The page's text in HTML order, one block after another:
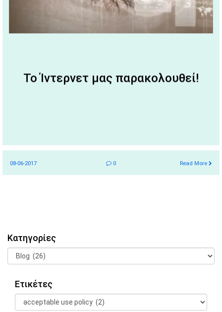
Το Ίντερνετ μας παρακολουθεί!
08-06-2017 0 Read More
Κατηγορίες
Ετικέτες